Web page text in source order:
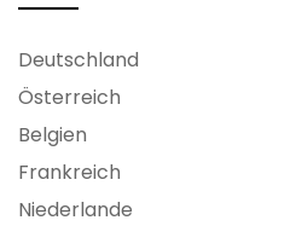
Deutschland
Österreich
Belgien
Frankreich
Niederlande